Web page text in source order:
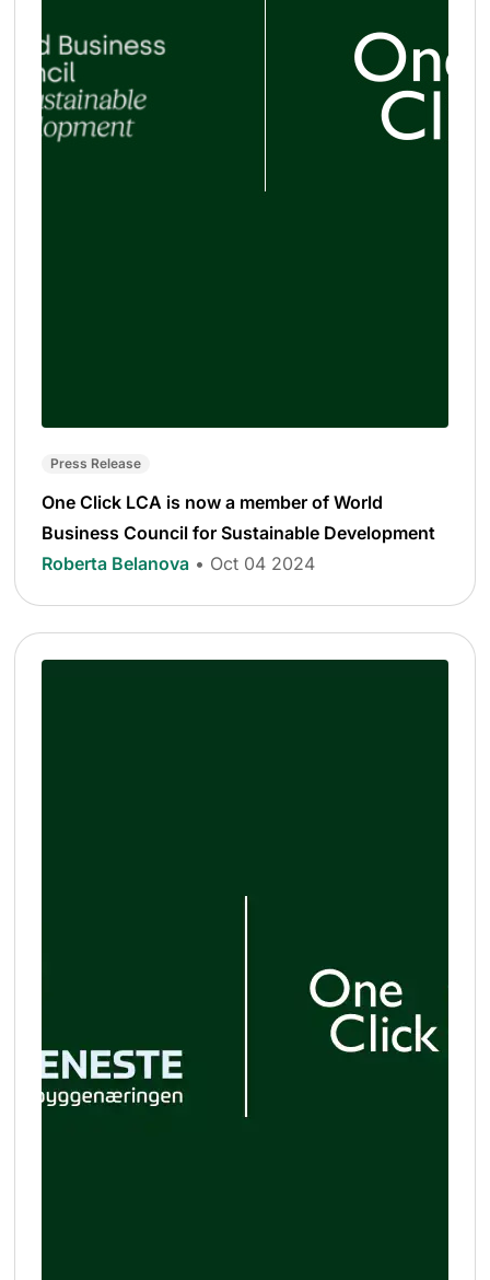
Press Release
One Click LCA is now a member of World
Business Council for Sustainable Development
Roberta Belanova • Oct 04 2024